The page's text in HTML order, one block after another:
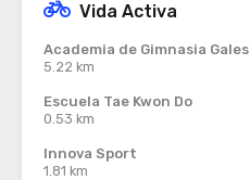
Vida Activa
Academia de Gimnasia Gales
5.22 km
Escuela Tae Kwon Do
0.53 km
Innova Sport
1.81 km